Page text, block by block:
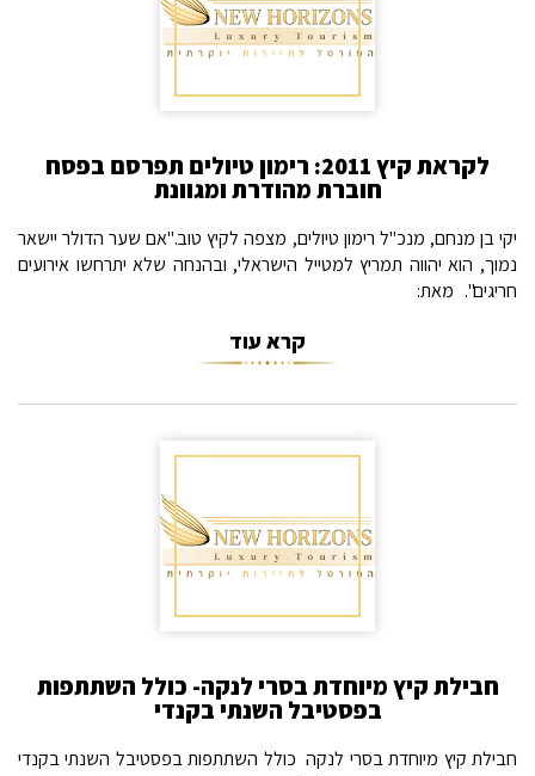
לקראת קיץ 2011: רימון טיולים תפרסם בפסח
חוברת מהודרת ומגוונת
יקי בן מנחם, מנכ"ל רימון טיולים, מצפה לקיץ טוב."אם שער הדולר יישאר
נמוך, הוא יהווה תמריץ למטייל הישראלי, ובהנחה שלא יתרחשו אירועים
חריגים". מאת:
קרא עוד
חבילת קיץ מיוחדת בסרי לנקה- כולל השתתפות
בפסטיבל השנתי בקנדי
חבילת קיץ מיוחדת בסרי לנקה  כולל השתתפות בפסטיבל השנתי בקנדי